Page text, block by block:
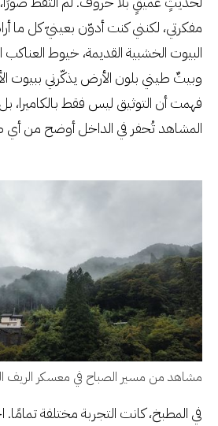
مفكرتي، لكنني كنت أدوّن بعينيّ كل ما
البيوت الخشبية القديمة، خيوط
وبيتٌ طيني بلون الأرض يذكّرني ببيوت
فهمت أن التوثيق ليس فقط بالكاميرا،
المشاهد تُحفر في الداخل أوضح من أي
مشاهد من مسير الصباح في معسكر الريف
في المطبخ، كانت التجربة مختلفة تمامًا.